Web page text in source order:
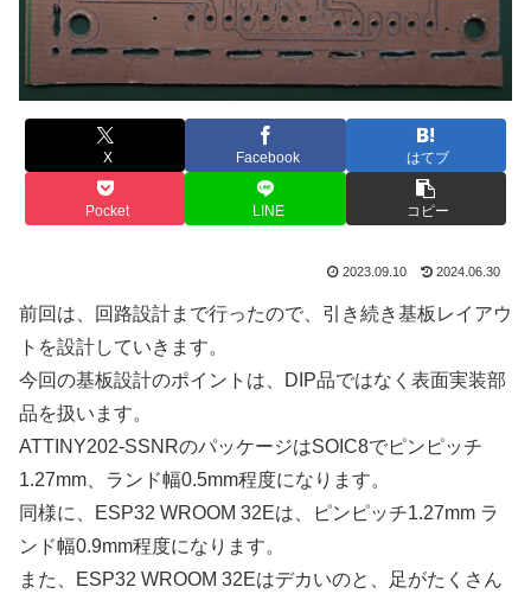
X Facebook はてブ
Pocket LINE コピー
2023.09.10 2024.06.30
前回は、回路設計まで行ったので、引き続き基板レイアウ
トを設計していきます。
今回の基板設計のポイントは、DIP品ではなく表面実装部
品を扱います。
ATTINY202-SSNRのパッケージはSOIC8でピンピッチ
1.27mm、ランド幅0.5mm程度になります。
同様に、ESP32 WROOM 32Eは、ピンピッチ1.27mm ラ
ンド幅0.9mm程度になります。
また、ESP32 WROOM 32Eはデカいのと、足がたくさん